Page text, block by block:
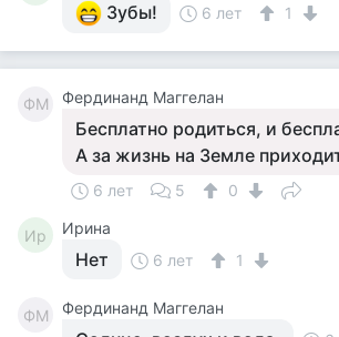
Зубы! 6 лет 1
ФМ Фердинанд Маггелан
Бесплатно родиться, и
А за жизнь на Земле
6 лет 5 0
Ир Ирина
Нет 6 лет 1
ФМ Фердинанд Маггелан